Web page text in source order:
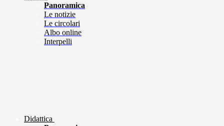
Panoramica
Le notizie
Le circolari
Albo online
Interpelli
Didattica